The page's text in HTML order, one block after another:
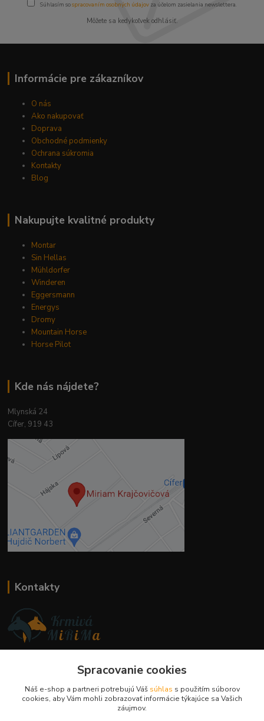
Súhlasím sospracovaním osobných údajov za účelom zasielania newslettera.
Môžete sa kedykoľvek odhlásiť.
Informácie pre zákazníkov
O nás
Ako nakupovať
Doprava
Obchodné podmienky
Ochrana súkromia
Kontakty
Blog
Nakupujte kvalitné produkty
Montar
Sin Hellas
Mühldorfer
Winderen
Eggersmann
Energys
Dromy
Mountain Horse
Horse Pilot
Kde nás nájdete?
Mlynská 24
Cífer, 919 43
Kontakty
+421 944 394 715
info@krmivamirima.sk
Spracovanie cookies
Náš e-shop a partneri potrebujú Váš súhlas s použitím súborov
cookies, aby Vám mohli zobrazovať informácie týkajúce sa Vašich
záujmov.